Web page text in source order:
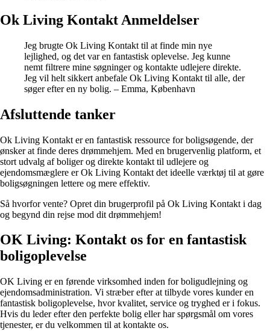
Ok Living Kontakt Anmeldelser
Jeg brugte Ok Living Kontakt til at finde min nye
lejlighed, og det var en fantastisk oplevelse. Jeg kunne
nemt filtrere mine søgninger og kontakte udlejere direkte.
Jeg vil helt sikkert anbefale Ok Living Kontakt til alle, der
søger efter en ny bolig. – Emma, København
Afsluttende tanker
Ok Living Kontakt er en fantastisk ressource for boligsøgende, der
ønsker at finde deres drømmehjem. Med en brugervenlig platform, et
stort udvalg af boliger og direkte kontakt til udlejere og
ejendomsmæglere er Ok Living Kontakt det ideelle værktøj til at gøre
boligsøgningen lettere og mere effektiv.
Så hvorfor vente? Opret din brugerprofil på Ok Living Kontakt i dag
og begynd din rejse mod dit drømmehjem!
OK Living: Kontakt os for en fantastisk
boligoplevelse
OK Living er en førende virksomhed inden for boligudlejning og
ejendomsadministration. Vi stræber efter at tilbyde vores kunder en
fantastisk boligoplevelse, hvor kvalitet, service og tryghed er i fokus.
Hvis du leder efter den perfekte bolig eller har spørgsmål om vores
tjenester, er du velkommen til at kontakte os.